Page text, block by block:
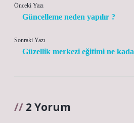
Önceki Yazı
Güncelleme neden yapılır ?
Sonraki Yazı
Güzellik merkezi eğitimi ne
2 Yorum